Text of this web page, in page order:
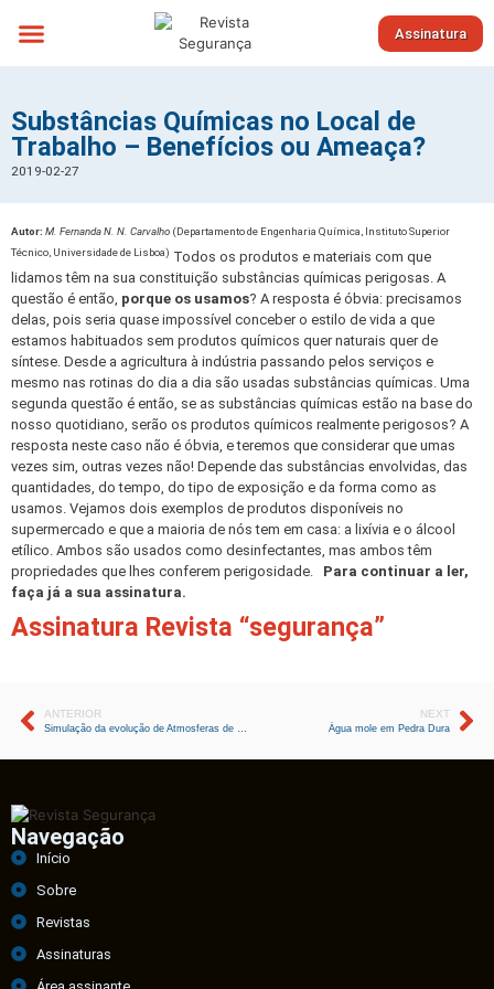
Assinatura
Substâncias Químicas no Local de
Trabalho – Benefícios ou Ameaça?
2019-02-27
Autor: M. Fernanda N. N. Carvalho (Departamento de Engenharia Química, Instituto Superior
Técnico, Universidade de Lisboa) Todos os produtos e materiais com que
lidamos têm na sua constituição substâncias químicas perigosas. A
questão é então, porque os usamos? A resposta é óbvia: precisamos
delas, pois seria quase impossível conceber o estilo de vida a que
estamos habituados sem produtos químicos quer naturais quer de
síntese. Desde a agricultura à indústria passando pelos serviços e
mesmo nas rotinas do dia a dia são usadas substâncias químicas. Uma
segunda questão é então, se as substâncias químicas estão na base do
nosso quotidiano, serão os produtos químicos realmente perigosos? A
resposta neste caso não é óbvia, e teremos que considerar que umas
vezes sim, outras vezes não! Depende das substâncias envolvidas, das
quantidades, do tempo, do tipo de exposição e da forma como as
usamos. Vejamos dois exemplos de produtos disponíveis no
supermercado e que a maioria de nós tem em casa: a lixívia e o álcool
etílico. Ambos são usados como desinfectantes, mas ambos têm
propriedades que lhes conferem perigosidade. Para continuar a ler,
faça já a sua assinatura.
Assinatura Revista “segurança”
ANTERIOR
Simulação da evolução de Atmosferas de Trabalho com Máquinas de afagar betão
NEXT
Água mole em Pedra Dura
Navegação
Início
Sobre
Revistas
Assinaturas